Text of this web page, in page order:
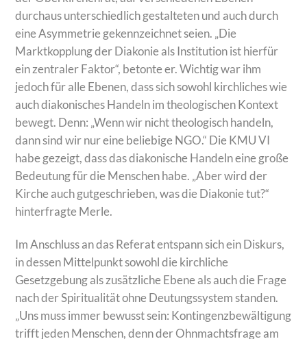
durchaus unterschiedlich gestalteten und auch durch
eine Asymmetrie gekennzeichnet seien. „Die
Marktkopplung der Diakonie als Institution ist hierfür
ein zentraler Faktor“, betonte er. Wichtig war ihm
jedoch für alle Ebenen, dass sich sowohl kirchliches wie
auch diakonisches Handeln im theologischen Kontext
bewegt. Denn: „Wenn wir nicht theologisch handeln,
dann sind wir nur eine beliebige NGO.“ Die KMU VI
habe gezeigt, dass das diakonische Handeln eine große
Bedeutung für die Menschen habe. „Aber wird der
Kirche auch gutgeschrieben, was die Diakonie tut?“
hinterfragte Merle.
Im Anschluss an das Referat entspann sich ein Diskurs,
in dessen Mittelpunkt sowohl die kirchliche
Gesetzgebung als zusätzliche Ebene als auch die Frage
nach der Spiritualität ohne Deutungssystem standen.
„Uns muss immer bewusst sein: Kontingenzbewältigung
trifft jeden Menschen, denn der Ohnmachtsfrage am